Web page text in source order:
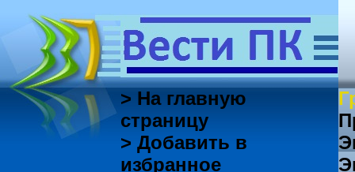
> На главную
страницу
> Добавить в
избранное